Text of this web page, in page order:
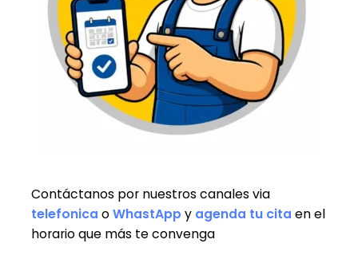
Contáctanos por nuestros canales via
telefonica oWhastApp y agenda tu cita en el
horario que más te convenga